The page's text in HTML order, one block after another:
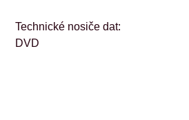
Technické nosiče dat:
DVD